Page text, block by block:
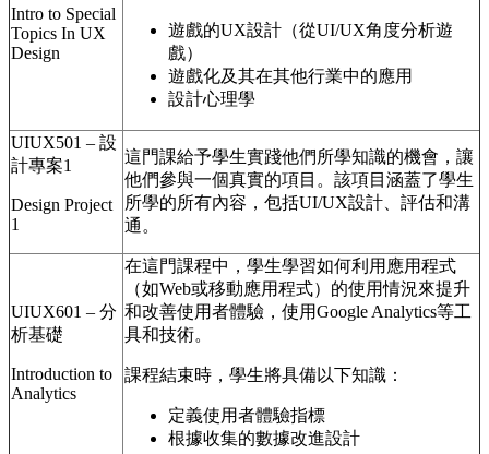
Intro to Special
Topics In UX
Design
遊戲的UX設計（從UI/UX角度分析遊
戲）
遊戲化及其在其他行業中的應用
設計心理學
UIUX501 – 設
計專案1
Design Project
1
這門課給予學生實踐他們所學知識的機會，讓
他們參與一個真實的項目。該項目涵蓋了學生
所學的所有內容，包括UI/UX設計、評估和溝
通。
UIUX601 – 分
析基礎
Introduction to
Analytics
在這門課程中，學生學習如何利用應用程式
（如Web或移動應用程式）的使用情況來提升
和改善使用者體驗，使用Google Analytics等工
具和技術。
課程結束時，學生將具備以下知識：
定義使用者體驗指標
根據收集的數據改進設計